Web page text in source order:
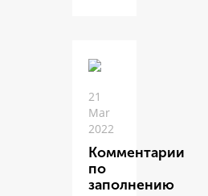
21
Mar
2022
Комментарии
по
заполнению